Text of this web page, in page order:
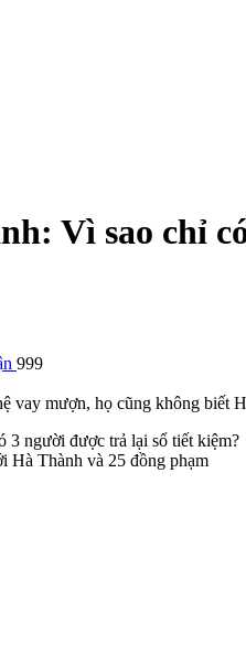
Vì sao chỉ
999
vay mượn, họ cũng không biết
Hà Thành và 25 đồng phạm